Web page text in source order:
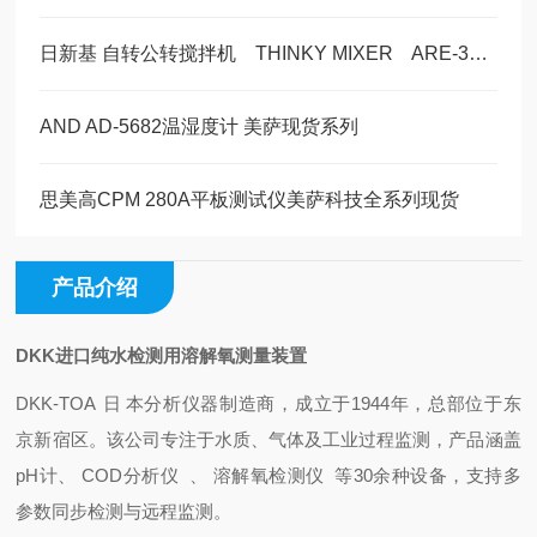
日新基 自转公转搅拌机 THINKY MIXER ARE-312 产品介绍
AND AD-5682温湿度计 美萨现货系列
思美高CPM 280A平板测试仪美萨科技全系列现货
产品介绍
DKK进口纯水检测用溶解氧测量装置
DKK-TOA 日 本分析仪器制造商，成立于1944年，总部位于东
京新宿区。该公司专注于水质、气体及工业过程监测，产品涵盖
pH计、
COD分析仪 溶解氧检测仪
等30余种设备，支持多
参数同步检测与远程监测。 ‌